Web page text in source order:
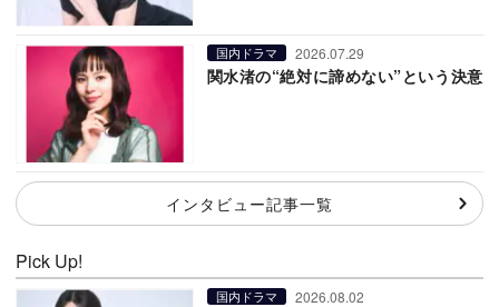
国内ドラマ 2026.07.29
関水渚の“絶対に諦めない”という決意
インタビュー記事一覧
Pick Up!
国内ドラマ 2026.08.02